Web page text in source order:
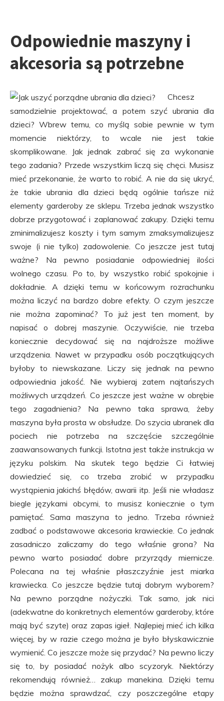
Odpowiednie maszyny i
akcesoria są potrzebne
Chcesz
samodzielnie projektować, a potem szyć ubrania dla
dzieci? Wbrew temu, co myślą sobie pewnie w tym
momencie niektórzy, to wcale nie jest takie
skomplikowane. Jak jednak zabrać się za wykonanie
tego zadania? Przede wszystkim liczą się chęci. Musisz
mieć przekonanie, że warto to robić. A nie da się ukryć,
że takie ubrania dla dzieci będą ogólnie tańsze niż
elementy garderoby ze sklepu. Trzeba jednak wszystko
dobrze przygotować i zaplanować zakupy. Dzięki temu
zminimalizujesz koszty i tym samym zmaksymalizujesz
swoje (i nie tylko) zadowolenie. Co jeszcze jest tutaj
ważne? Na pewno posiadanie odpowiedniej ilości
wolnego czasu. Po to, by wszystko robić spokojnie i
dokładnie. A dzięki temu w końcowym rozrachunku
można liczyć na bardzo dobre efekty. O czym jeszcze
nie można zapominać? To już jest ten moment, by
napisać o dobrej maszynie. Oczywiście, nie trzeba
koniecznie decydować się na najdroższe możliwe
urządzenia. Nawet w przypadku osób początkujących
byłoby to niewskazane. Liczy się jednak na pewno
odpowiednia jakość. Nie wybieraj zatem najtańszych
możliwych urządzeń. Co jeszcze jest ważne w obrębie
tego zagadnienia? Na pewno taka sprawa, żeby
maszyna była prosta w obsłudze. Do szycia ubranek dla
pociech nie potrzeba na szczęście szczególnie
zaawansowanych funkcji. Istotna jest także instrukcja w
języku polskim. Na skutek tego będzie Ci łatwiej
dowiedzieć się, co trzeba zrobić w przypadku
wystąpienia jakichś błędów, awarii itp. Jeśli nie władasz
biegle językami obcymi, to musisz koniecznie o tym
pamiętać. Sama maszyna to jedno. Trzeba również
zadbać o podstawowe akcesoria krawieckie. Co jednak
zasadniczo zaliczamy do tego właśnie grona? Na
pewno warto posiadać dobre przyrządy miernicze.
Polecana na tej właśnie płaszczyźnie jest miarka
krawiecka. Co jeszcze będzie tutaj dobrym wyborem?
Na pewno porządne nożyczki. Tak samo, jak nici
(adekwatne do konkretnych elementów garderoby, które
mają być szyte) oraz zapas igieł. Najlepiej mieć ich kilka
więcej, by w razie czego można je było błyskawicznie
wymienić. Co jeszcze może się przydać? Na pewno liczy
się to, by posiadać nożyk albo scyzoryk. Niektórzy
rekomendują również… zakup manekina. Dzięki temu
będzie można sprawdzać, czy poszczególne etapy